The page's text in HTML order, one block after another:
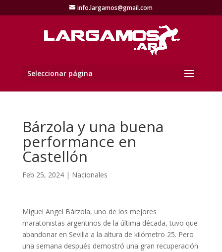
info.largamos@gmail.com
Seleccionar página
Bárzola y una buena
performance en
Castellón
Feb 25, 2024| Nacionales
Miguel Angel Bárzola, uno de los mejores
maratonistas argentinos de la última década, tuvo que
abandonar en Sevilla a la altura de kilómetro 25. Pero
una semana después demostró una gran recuperación.